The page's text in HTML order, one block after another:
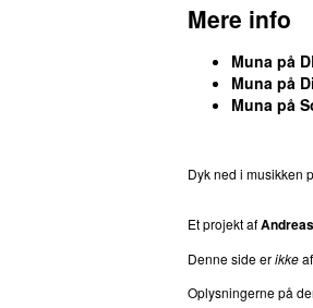
Mere info
Muna på
Muna på
Muna på
Dyk ned i musikken
Et projekt af
Denne side erikke
Oplysningerne på